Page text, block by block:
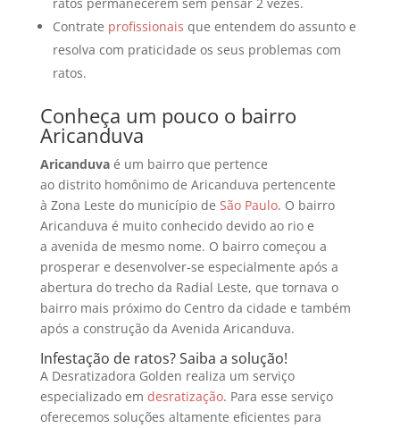
Contrate profissionais que entendem do assunto e
resolva com praticidade os seus problemas com
ratos.
Conheça um pouco o bairro
Aricanduva
Aricanduvaé um bairro que pertence
ao distrito homônimo de Aricanduva pertencente
à Zona Leste do município de São Paulo. O bairro
Aricanduva é muito conhecido devido ao rio e
a avenida de mesmo nome. O bairro começou a
prosperar e desenvolver-se especialmente após a
abertura do trecho da Radial Leste, que tornava o
bairro mais próximo do Centro da cidade e também
após a construção da Avenida Aricanduva.
Infestação de ratos? Saiba a solução!
A Desratizadora Golden realiza um serviço
especializado em desratização. Para esse serviço
oferecemos soluções altamente eficientes para